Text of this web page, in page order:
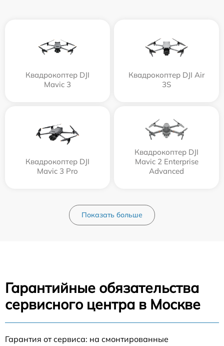
Квадрокоптер DJI
Mavic 3
Квадрокоптер DJI Air
3S
Квадрокоптер DJI
Mavic 3 Pro
Квадрокоптер DJI
Mavic 2 Enterprise
Advanced
Показать больше
Гарантийные обязательства
сервисного центра в Москве
Гарантия от сервиса: на смонтированные